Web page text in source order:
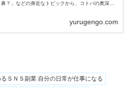
鼻？」などの身近なトピックから、コトバの奥深さ
yurugengo.com
ＳＮＳ副業 自分の日常が仕事になる